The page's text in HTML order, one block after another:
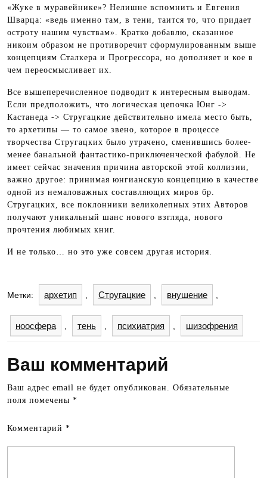
«Жуке в муравейнике»? Нелишне вспомнить и Евгения
Шварца: «ведь именно там, в тени, таится то, что придает
остроту нашим чувствам». Кратко добавлю, сказанное
никоим образом не противоречит сформулированным выше
концепциям Сталкера и Прогрессора, но дополняет и кое в
чем переосмысливает их.
Все вышеперечисленное подводит к интересным выводам.
Если предположить, что логическая цепочка Юнг ->
Кастанеда -> Стругацкие действительно имела место быть,
то архетипы — то самое звено, которое в процессе
творчества Стругацких было утрачено, сменившись более-
менее банальной фантастико-приключенческой фабулой. Не
имеет сейчас значения причина авторской этой коллизии,
важно другое: принимая юнгианскую концепцию в качестве
одной из немаловажных составляющих миров бр.
Стругацких, все поклонники великолепных этих Авторов
получают уникальный шанс нового взгляда, нового
прочтения любимых книг.
И не только… но это уже совсем другая история.
Метки: архетип Стругацкие внушение
ноосфера тень психиатрия шизофрения
Ваш комментарий
Ваш адрес email не будет опубликован.
Обязательные
поля помечены *
Комментарий *